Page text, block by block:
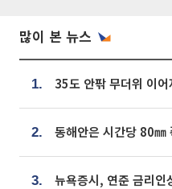
많이 본 뉴스
1.
2.
3.